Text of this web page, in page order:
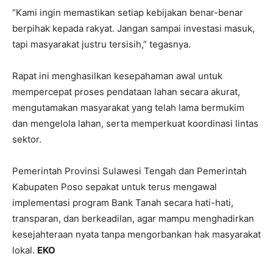
“Kami ingin memastikan setiap kebijakan benar-benar
berpihak kepada rakyat. Jangan sampai investasi masuk,
tapi masyarakat justru tersisih,” tegasnya.
Rapat ini menghasilkan kesepahaman awal untuk
mempercepat proses pendataan lahan secara akurat,
mengutamakan masyarakat yang telah lama bermukim
dan mengelola lahan, serta memperkuat koordinasi lintas
sektor.
Pemerintah Provinsi Sulawesi Tengah dan Pemerintah
Kabupaten Poso sepakat untuk terus mengawal
implementasi program Bank Tanah secara hati-hati,
transparan, dan berkeadilan, agar mampu menghadirkan
kesejahteraan nyata tanpa mengorbankan hak masyarakat
lokal. EKO